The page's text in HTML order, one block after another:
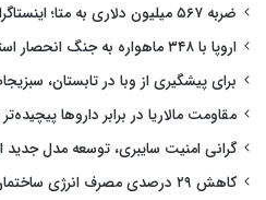
ضربه ۵۶۷ میلیون دلاری به متا؛ اینستاگرام زیر تیغ دادگاه
اروپا با ۳۴۸ ماهواره به جنگ انحصار استارلینک می‌رود
برای پیشگیری از وبا در تابستان،
مقاومت مالاریا در برابر داروها
گرانی امنیت سایبری، توسعه مدل جدید
کاهش ۲۹ درصدی مصرف انرژی ساختمان‌ها با یک طراحی هوشمند